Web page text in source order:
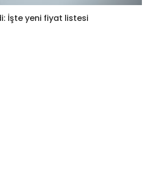
İşte yeni fiyat listesi